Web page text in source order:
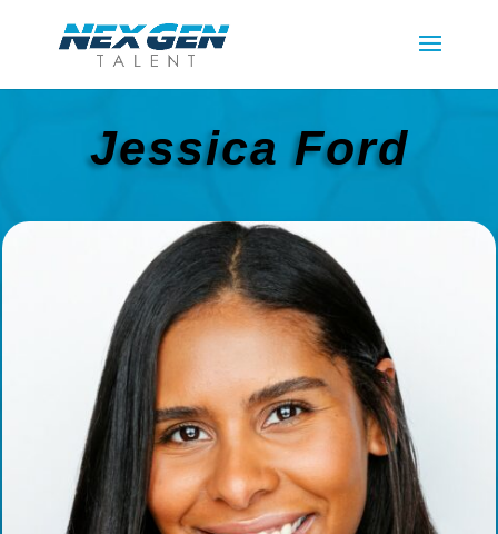
Jessica Ford